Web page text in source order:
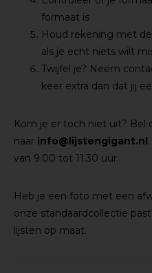
formaat is
Houd rekening met
als je echt niets wilt
Twijfel je? Neem
keer extra dan dat jij
Kom je er toch niet uit? Bel
naar info@lijstengigant.nl
van 9.00 tot 11.30 uur.
Heb je een foto met een
onze standaardcollectie
lijsten op maat.